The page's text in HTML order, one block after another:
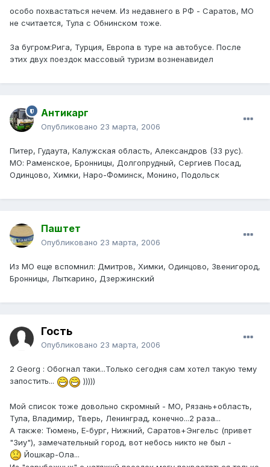
особо похвастаться нечем. Из недавнего в РФ - Саратов, МО
не считается, Тула с Обнинском тоже.
За бугром:Рига, Турция, Европа в туре на автобусе. После
этих двух поездок массовый туризм возненавидел
Антикарг
Опубликовано 23 марта, 2006
Питер, Гудаута, Калужская область, Александров (33 рус).
МО: Раменское, Бронницы, Долгопрудный, Сергиев Посад,
Одинцово, Химки, Наро-Фоминск, Монино, Подольск
Паштет
Опубликовано 23 марта, 2006
Из МО еще вспомнил: Дмитров, Химки, Одинцово, Звенигород,
Бронницы, Лыткарино, Дзержинский
Гость
Опубликовано 23 марта, 2006
2 Georg : Обогнал таки...Только сегодня сам хотел такую тему
запостить...
)))))
Мой список тоже довольно скромный - МО, Рязань+область,
Тула, Владимир, Тверь, Ленинград, конечно...2 раза...
А также: Тюмень, Е-бург, Нижний, Саратов+Энгельс (привет
"Зиу"), замечательный город, вот небось никто не был -
Йошкар-Ола...